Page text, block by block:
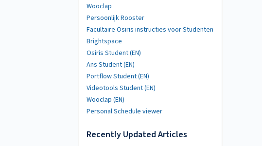
Wooclap
Persoonlijk Rooster
Facultaire Osiris instructies voor Studenten
Brightspace
Osiris Student (EN)
Ans Student (EN)
Portflow Student (EN)
Videotools Student (EN)
Wooclap (EN)
Personal Schedule viewer
Recently Updated Articles